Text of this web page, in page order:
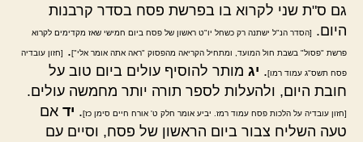
גם ס"ת שני לקרוא בו בפרשת פסח בסדר קרבנות
היום.
[הסדר הנ"ל ישתנה רק כשחל יו"ט ראשון של פסח ביום חמישי שאז מקדימים לקרוא
פרשת "פסול" בשבת חול המועד, ומתחיל הקריאה מהפסוק "ראה אתה אומר אלי"]. [חזון עובדיה
פסח תשס"ג עמוד רמו]. יג מותר להוסיף עולים ביום טוב על
חובת היום, ולהעלות לספר תורה יותר מחמשה עולים.
[חזון עובדיה על הלכות פסח עמוד רמז. יביע אומר חלק ט' אורח חיים סימן כז]. יד אם
טעה השליח צבור ביום הראשון של פסח, וסיים עם